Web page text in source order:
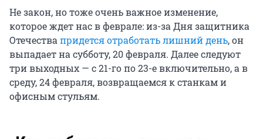
Не закон, но тоже очень важное изменение,
которое ждет нас в феврале: из-за Дня защитника
Отечества придется отработать лишний день, он
выпадает на субботу, 20 февраля. Далее следуют
три выходных — с 21-го по 23-е включительно, а в
среду, 24 февраля, возвращаемся к станкам и
офисным стульям.